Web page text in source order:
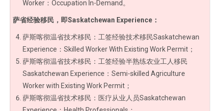
Worker：Occupation In-Demand。
萨省经验移民，即Saskatchewan Experience：
萨斯喀彻温省技术移民：工签经验技术移民Saskatchewan
Experience：Skilled Worker With Existing Work Permit；
萨斯喀彻温省技术移民：工签经验半熟练农业工人移民
Saskatchewan Experience：Semi-skilled Agriculture
Worker with Existing Work Permit；
萨斯喀彻温省技术移民：医疗从业人员Saskatchewan